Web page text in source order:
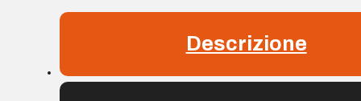
Descrizione